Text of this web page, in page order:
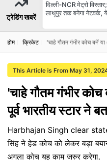
ट्रेडिंग खबरें
दिल्ली-NCR मेट्रो
लाथूपुर तक बनेगा नेटवर्क,
होम क्रिकेट 'चाहे गौतम गंभीर कोच बनें
This Article is From May 31,
'चाहे गौतम गंभीर
पूर्व भारतीय स्टार ने
Harbhajan Singh clear
सिंह ने हेड कोच को लेकर बड़ा
अगला कोच यह काम जरुर करेगा.